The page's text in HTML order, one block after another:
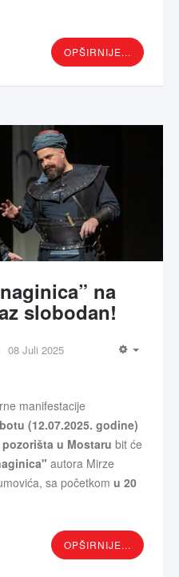
OPŠIRNIJE...
na
slobodan!
08 Juli 2025
manifestacije
(12.07.2025. godine)
u Mostaru bit će
autora Mirze
sa početkom u 20
OPŠIRNIJE...